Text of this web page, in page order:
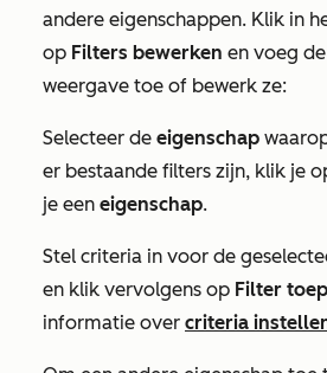
andere eigenschappen. Klik in
op Filters bewerken en voeg
weergave toe of bewerk ze:
Selecteer de eigenschap
er bestaande filters zijn, klik je
je een eigenschap.
Stel criteria in voor de
en klik vervolgens op Filter
informatie over criteria